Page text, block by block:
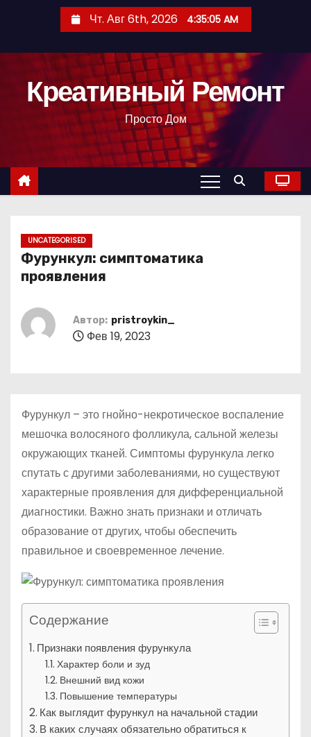
с
Чт. Авг 6th, 2026 4:35:07 AM
Креативный Ремонт
Просто Дом
UNCATEGORISED
Фурункул: симптоматика
проявления
Автор: pristroykin_
Фев 19, 2023
Фурункул – это гнойно-некротическое воспаление
мешочка волосяного фолликула, сальной железы
окружающих тканей. Симптомы фурункула легко
спутать с другими заболеваниями, но существуют
характерные проявления для дифференциальной
диагностики. Важно знать признаки и отличать
образование от других, чтобы обеспечить
правильное и своевременное лечение.
Содержание
Признаки появления фурункула
Характер боли и зуд
Внешний вид кожи
Повышение температуры
Как выглядит фурункул на начальной стадии
В каких случаях обязательно обратиться к